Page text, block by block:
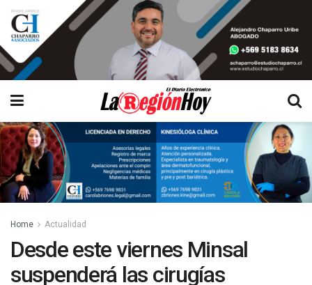
Home Actualidad
Desde este viernes Minsal
suspenderá las cirugías